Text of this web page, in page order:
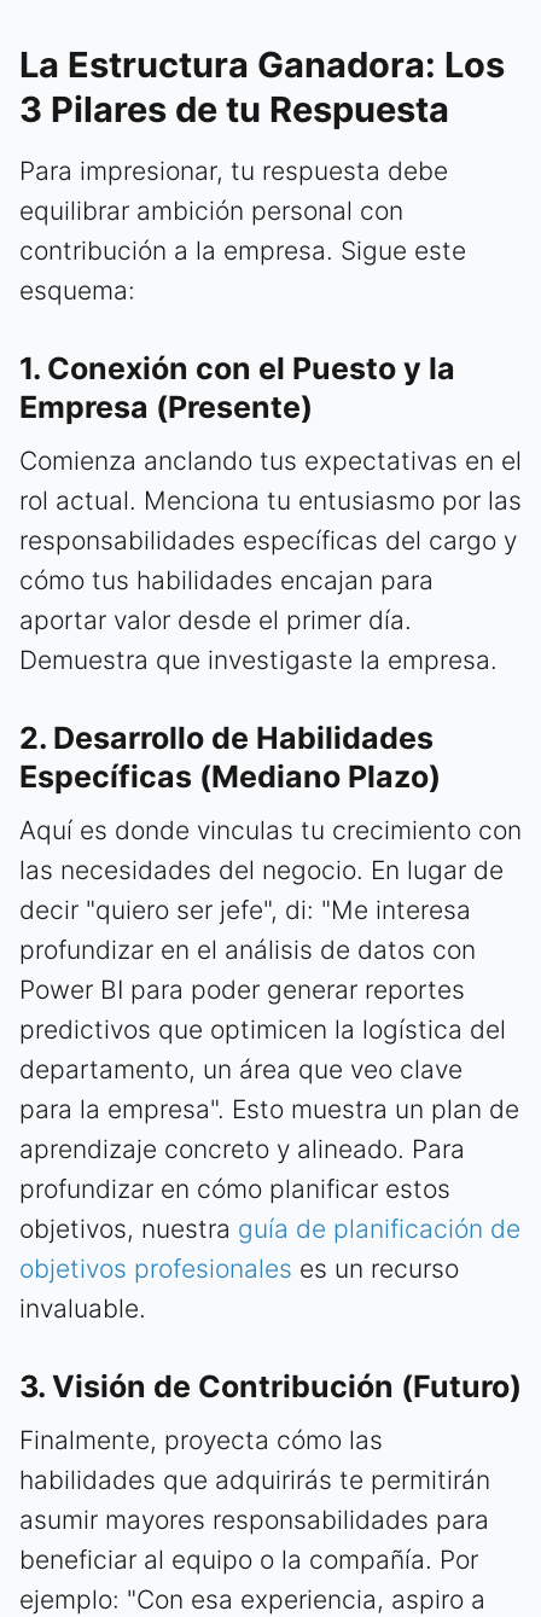
La Estructura Ganadora: Los
3 Pilares de tu Respuesta
Para impresionar, tu respuesta debe
equilibrar ambición personal con
contribución a la empresa. Sigue este
esquema:
1. Conexión con el Puesto y la
Empresa (Presente)
Comienza anclando tus expectativas en el
rol actual. Menciona tu entusiasmo por las
responsabilidades específicas del cargo y
cómo tus habilidades encajan para
aportar valor desde el primer día.
Demuestra que investigaste la empresa.
2. Desarrollo de Habilidades
Específicas (Mediano Plazo)
Aquí es donde vinculas tu crecimiento con
las necesidades del negocio. En lugar de
decir "quiero ser jefe", di: "Me interesa
profundizar en el análisis de datos con
Power BI para poder generar reportes
predictivos que optimicen la logística del
departamento, un área que veo clave
para la empresa". Esto muestra un plan de
aprendizaje concreto y alineado. Para
profundizar en cómo planificar estos
objetivos, nuestra guía de planificación de
objetivos profesionales es un recurso
invaluable.
3. Visión de Contribución (Futuro)
Finalmente, proyecta cómo las
habilidades que adquirirás te permitirán
asumir mayores responsabilidades para
beneficiar al equipo o la compañía. Por
ejemplo: "Con esa experiencia, aspiro a